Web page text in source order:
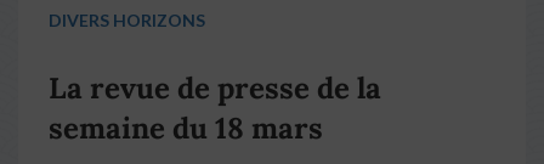
DIVERS HORIZONS
La revue de presse de la
semaine du 18 mars